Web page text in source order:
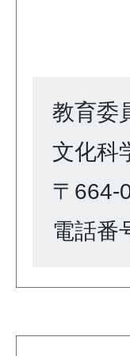
教育委
文化科
〒664-
電話番